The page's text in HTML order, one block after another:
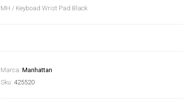
MH / Keyboad Wrist Pad Black
Marca: Manhattan
Sku: 425520